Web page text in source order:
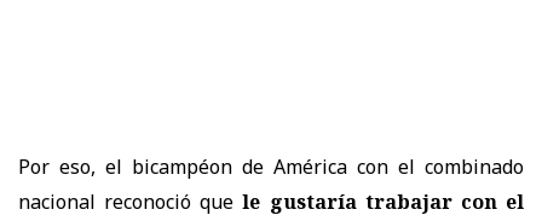
Por eso, el bicampéon de América con el combinado
nacional reconoció quele gustaría trabajar con el